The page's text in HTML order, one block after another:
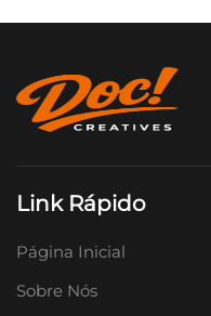
Link Rápido
Página Inicial
Sobre Nós